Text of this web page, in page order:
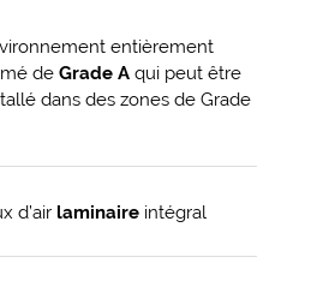
entièrement
deGrade A qui peut être
dans des zones de Grade
d’airlaminaire intégral